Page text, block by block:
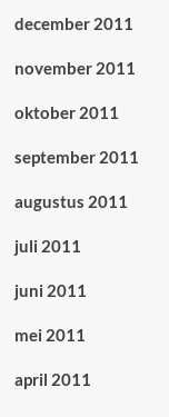
december 2011
november 2011
oktober 2011
september 2011
augustus 2011
juli 2011
juni 2011
mei 2011
april 2011